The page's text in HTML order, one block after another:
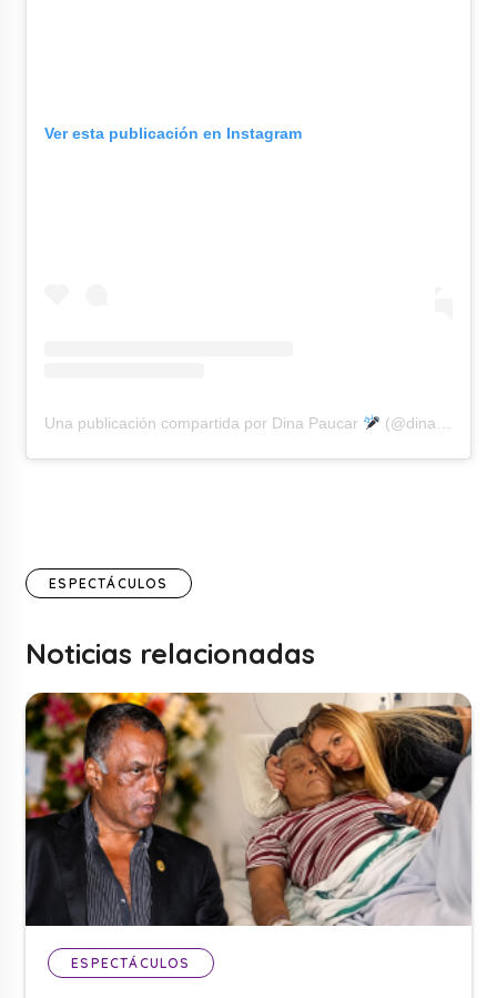
Ver esta publicación en Instagram
Una publicación compartida por Dina Paucar (@dinapaucar_)
ESPECTÁCULOS
Noticias relacionadas
ESPECTÁCULOS